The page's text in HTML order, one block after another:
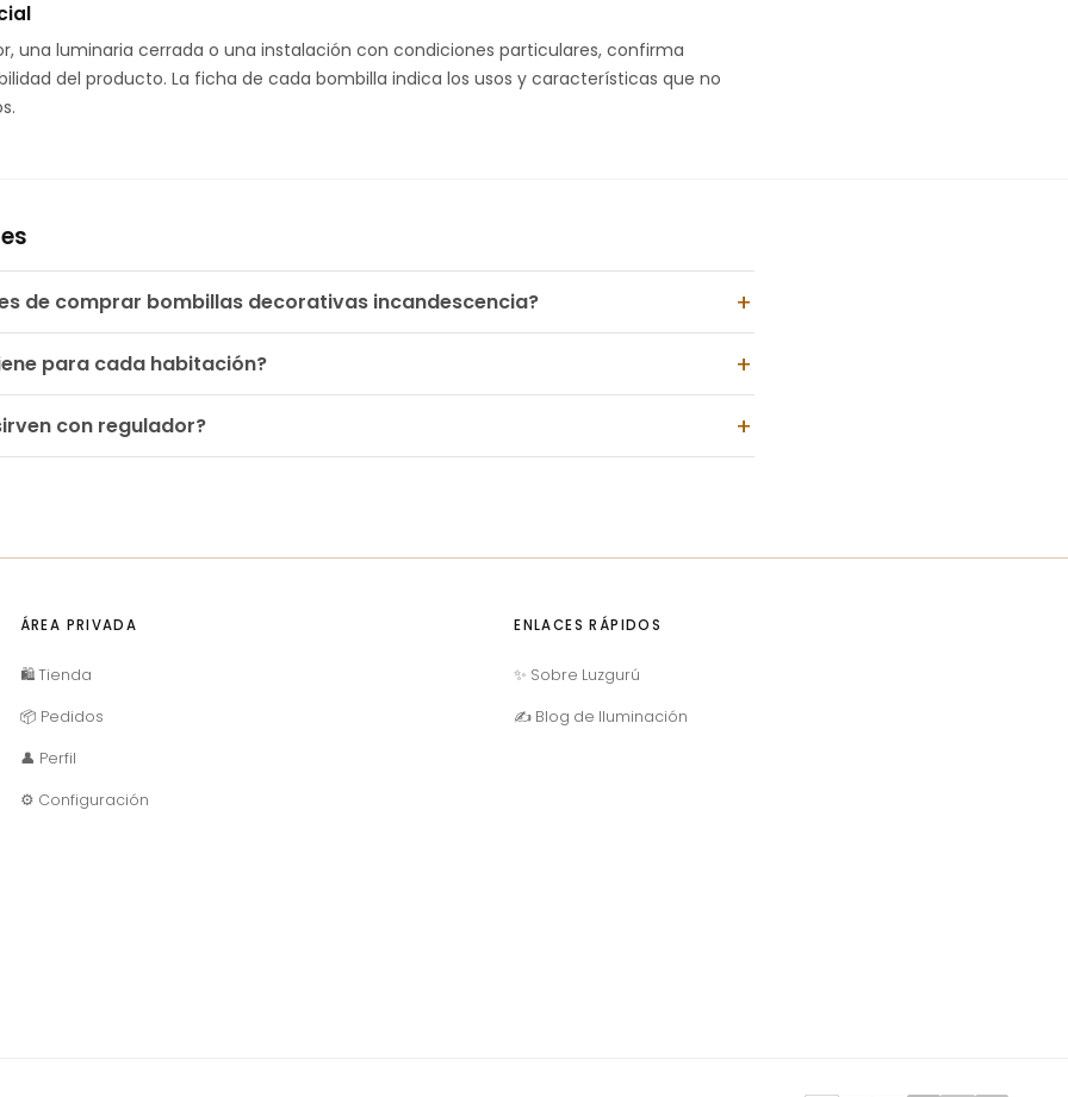
una luminaria cerrada o una instalación con condiciones particulares, confirma
del producto. La ficha de cada bombilla indica los usos y características que no
de comprar bombillas decorativas incandescencia?
para cada habitación?
con regulador?
ÁREA PRIVADA
🛍️ Tienda
📦 Pedidos
👤 Perfil
⚙️ Configuración
ENLACES RÁPIDOS
✨ Sobre Luzgurú
✍ Blog de Iluminación